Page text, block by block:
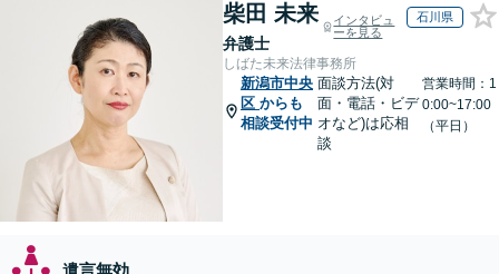
柴田 未来
弁護士
インタビュ
ーを見る
石川県
しばた未来法律事務所
新潟市中央
区 からも
相談受付中
面談方法(対
面・電話・ビデ
オなど)は応相
談
営業時間：1
0:00~17:00
（平日）
遺言無効